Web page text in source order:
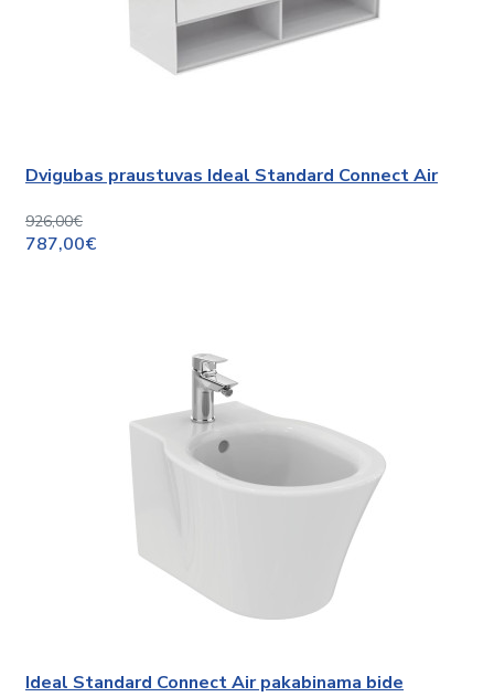
Dvigubas praustuvas Ideal Standard Connect Air
926,00€
787,00€
Ideal Standard Connect Air pakabinama bide